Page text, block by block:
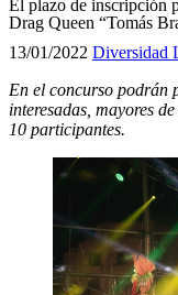
El plazo de inscripción
Drag Queen “Tomás
13/01/2022 Diversidad
En el concurso podrán
interesadas, mayores
10 participantes.